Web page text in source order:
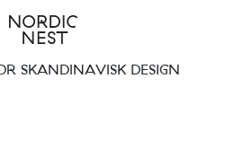
stilrene Arctica er et perfekt
kombineres med mer fargeglade
SKANDINAVISK DESIGN